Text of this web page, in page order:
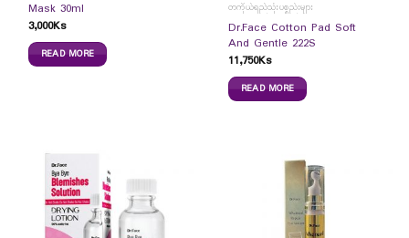
Mask 30ml
3,000Ks
READ MORE
တကိုယ်ရည်သုံးပစ္စည်းများ
Dr.Face Cotton Pad Soft
And Gentle 222S
11,750Ks
READ MORE